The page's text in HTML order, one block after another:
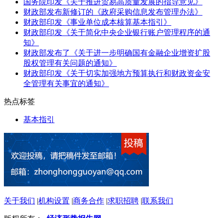
财政部发布新修订的《政府采购信息发布管理办法》
财政部印发《事业单位成本核算基本指引》
财政部印发《关于简化中央企业银行账户管理程序的通
知》
财政部发布了《关于进一步明确国有金融企业增资扩股
股权管理有关问题的通知》
财政部印发《关于切实加强地方预算执行和财政资金安
全管理有关事宜的通知》
热点标签
基本指引
关于我们 |机构设置 |商务合作 |求职招聘 |联系我们